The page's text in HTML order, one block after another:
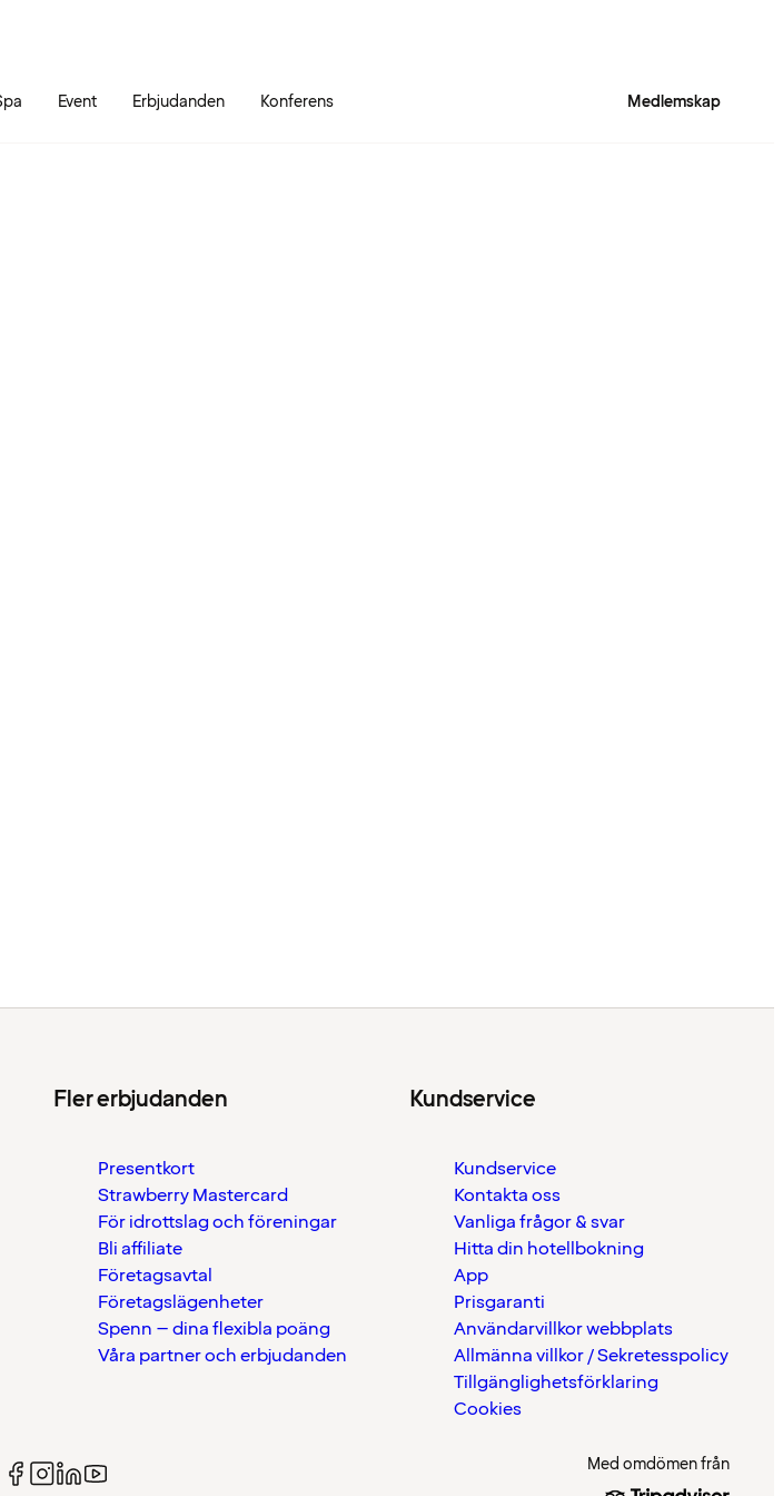
Event Erbjudanden Konferens Medlemskap
Fler erbjudanden
Presentkort
Strawberry Mastercard
För idrottslag och föreningar
Bli affiliate
Företagsavtal
Företagslägenheter
Spenn – dina flexibla poäng
Våra partner och erbjudanden
Kundservice
Kundservice
Kontakta oss
Vanliga frågor & svar
Hitta din hotellbokning
App
Prisgaranti
Användarvillkor webbplats
Allmänna villkor / Sekretesspolicy
Tillgänglighetsförklaring
Cookies
Med omdömen från